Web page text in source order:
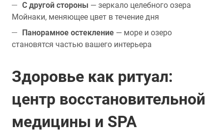
С другой стороны — зеркало целебного озера
Мойнаки, меняющее цвет в течение дня
Панорамное остекление — море и озеро
становятся частью вашего интерьера
Здоровье как ритуал:
центр восстановительной
медицины и SPA